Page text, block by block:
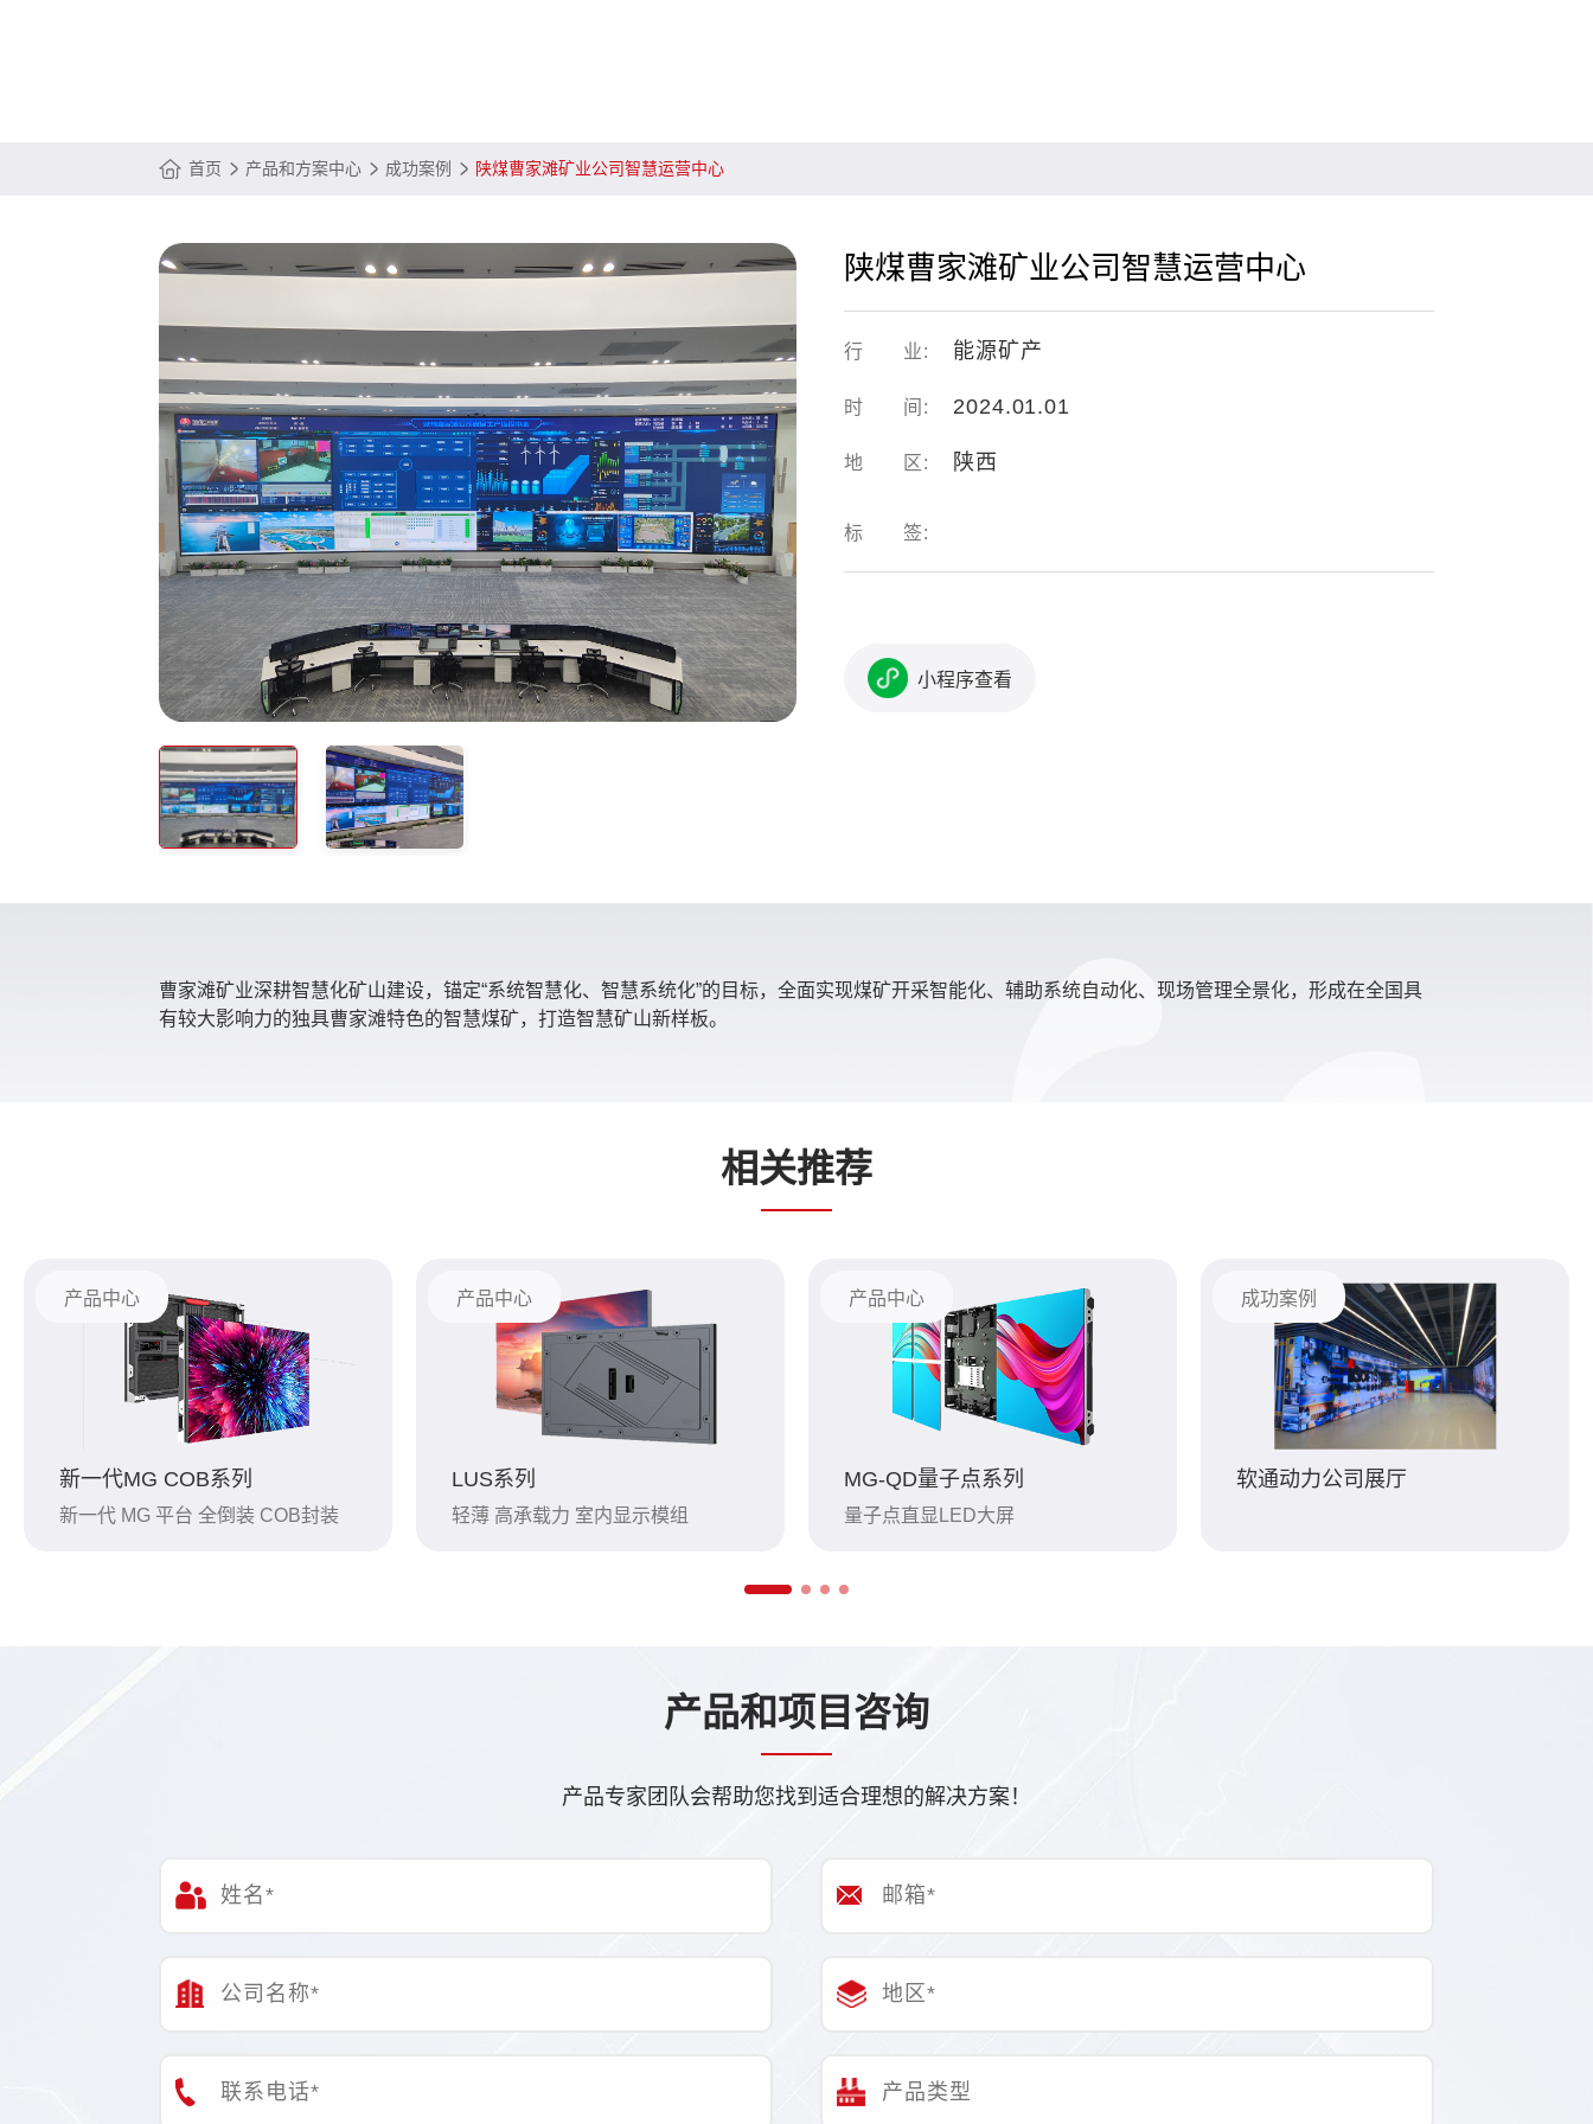
首页 产品和方案中心 成功案例 陕煤曹家滩矿业公司智慧运营中心
陕煤曹家滩矿业公司智慧运营中心
行 业: 能源矿产
时 间: 2024.01.01
地 区: 陕西
标 签:
小程序查看
曹家滩矿业深耕智慧化矿山建设，锚定“系统智慧化、智慧系统化”的目标，全面实现煤矿开采智能化、辅助系统自动化、现场管理全景化，形成在全国具
有较大影响力的独具曹家滩特色的智慧煤矿，打造智慧矿山新样板。
相关推荐
产品中心
新一代MG COB系列
新一代 MG 平台 全倒装 COB封装
产品中心
LUS系列
轻薄 高承载力 室内显示模组
产品中心
MG-QD量子点系列
量子点直显LED大屏
成功案例
软通动力公司展厅
产品和项目咨询
产品专家团队会帮助您找到适合理想的解决方案！